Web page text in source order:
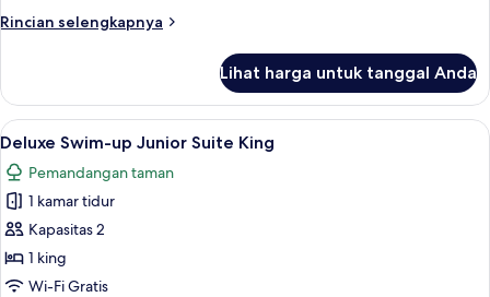
Twin
Rincian selengkapnya
Rincian
Deluxe
Swim-
up
Suite
Twin
Lihat harga untuk tanggal Anda
Lihat
semua
foto
untuk
Deluxe
Swim-
up
Deluxe Swim-up Junior Suite King |
8
Deluxe Swim-up Junior Suite King
Pemandangan taman
1 kamar tidur
Kapasitas 2
1 king
Wi-Fi Gratis